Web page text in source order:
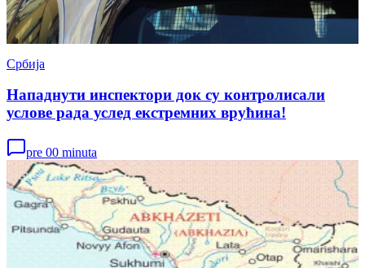
Србија
Нападнути инспектори док су контролисали
услове рада услед екстремних врућина!
pre 00 minuta